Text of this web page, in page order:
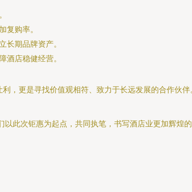
复购率。
长期品牌资产。
酒店稳健经营。
，更是寻找价值观相符、致力于长远发展的合作伙
此次钜惠为起点，共同执笔，书写酒店业更加辉煌的